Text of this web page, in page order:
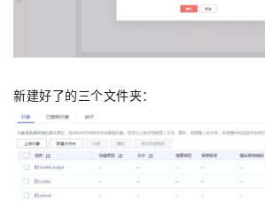
新建好了的三个文件夹：